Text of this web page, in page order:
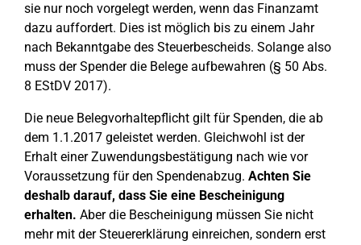
sie nur noch vorgelegt werden, wenn das Finanzamt
dazu auffordert. Dies ist möglich bis zu einem Jahr
nach Bekanntgabe des Steuerbescheids. Solange also
muss der Spender die Belege aufbewahren (§ 50 Abs.
8 EStDV 2017).
Die neue Belegvorhaltepflicht gilt für Spenden, die ab
dem 1.1.2017 geleistet werden. Gleichwohl ist der
Erhalt einer Zuwendungsbestätigung nach wie vor
Voraussetzung für den Spendenabzug. Achten Sie
deshalb darauf, dass Sie eine Bescheinigung
erhalten. Aber die Bescheinigung müssen Sie nicht
mehr mit der Steuererklärung einreichen, sondern erst